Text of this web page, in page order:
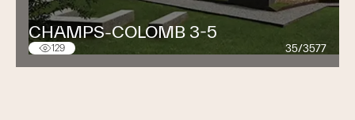
CHAMPS-COLOMB 3-5
129 35/3577